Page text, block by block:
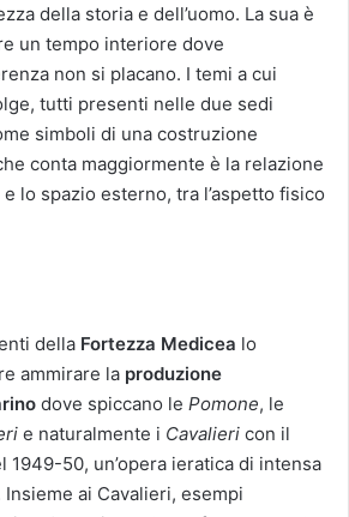
della storia e dell’uomo. La sua è
un tempo interiore dove
non si placano. I temi a cui
tutti presenti nelle due sedi
simboli di una costruzione
conta maggiormente è la relazione
lo spazio esterno, tra l’aspetto fisico
della Fortezza Medicea lo
ammirare la produzione
dove spiccano le Pomone, le
e naturalmente i Cavalieri con il
1949-50, un’opera ieratica di intensa
ai Cavalieri, esempi